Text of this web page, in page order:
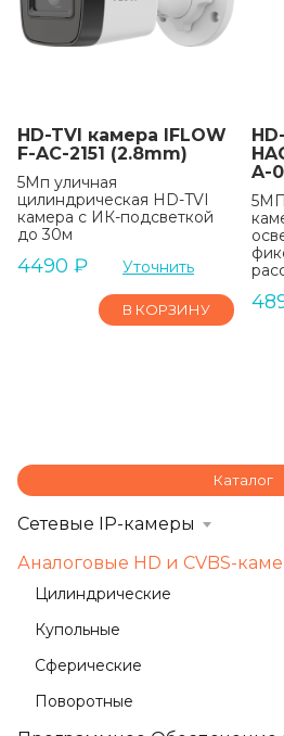
HD-TVI камера IFLOW
F-AC-2151 (2.8mm)
5Мп уличная
цилиндрическая HD-TVI
камера с ИК-подсветкой
до 30м
4490 ₽ Уточнить
В КОРЗИНУ
A-
5МП
Каталог
Сетевые IP-камеры
Аналоговые HD и CVBS-
Цилиндрические
Купольные
Сферические
Поворотные